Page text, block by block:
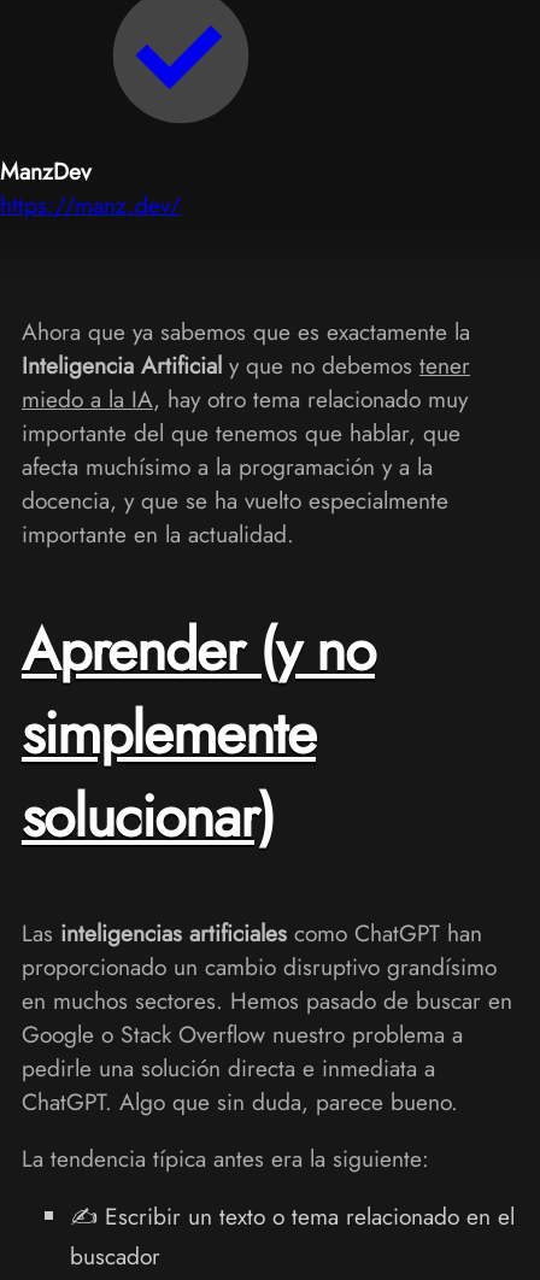
ManzDev
https://manz.dev/
Ahora que ya sabemos que es exactamente la
Inteligencia Artificialy que no debemos tener
miedo a la IA, hay otro tema relacionado muy
importante del que tenemos que hablar, que
afecta muchísimo a la programación y a la
docencia, y que se ha vuelto especialmente
importante en la actualidad.
Aprender (y no
simplemente
solucionar)
Las inteligencias artificialescomo ChatGPT han
proporcionado un cambio disruptivo grandísimo
en muchos sectores. Hemos pasado de buscar en
Google o Stack Overflow nuestro problema a
pedirle una solución directa e inmediata a
ChatGPT. Algo que sin duda, parece bueno.
La tendencia típica antes era la siguiente:
✍ Escribir un texto o tema relacionado en el
buscador